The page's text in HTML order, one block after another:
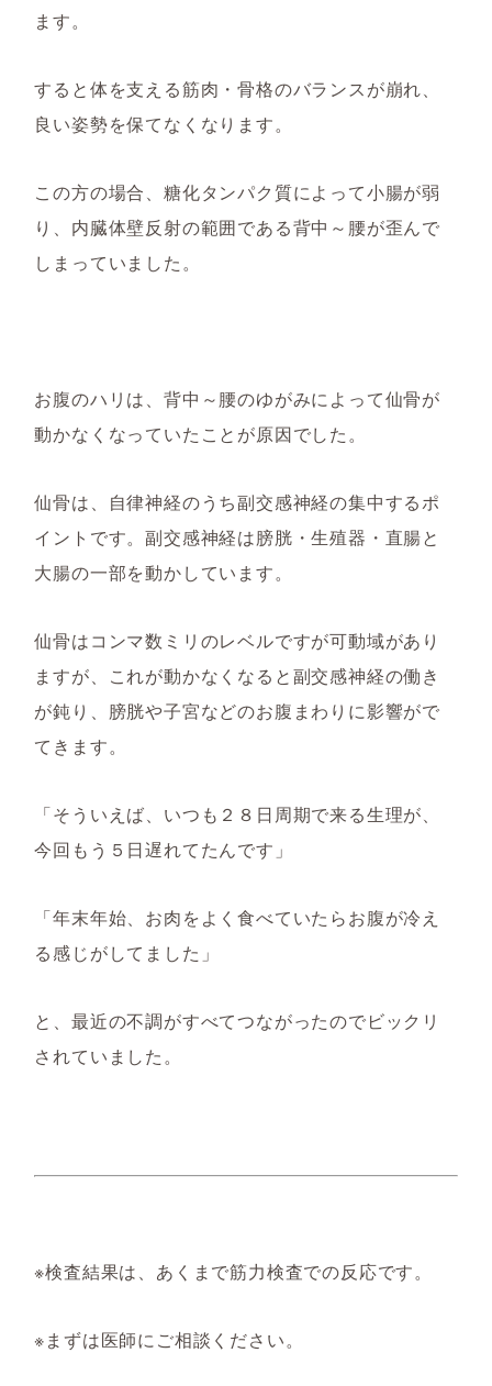
ます。
すると体を支える筋肉・骨格のバランスが崩れ、
良い姿勢を保てなくなります。
この方の場合、糖化タンパク質によって小腸が弱
り、内臓体壁反射の範囲である背中～腰が歪んで
しまっていました。
お腹のハリは、背中～腰のゆがみによって仙骨が
動かなくなっていたことが原因でした。
仙骨は、自律神経のうち副交感神経の集中するポ
イントです。副交感神経は膀胱・生殖器・直腸と
大腸の一部を動かしています。
仙骨はコンマ数ミリのレベルですが可動域があり
ますが、これが動かなくなると副交感神経の働き
が鈍り、膀胱や子宮などのお腹まわりに影響がで
てきます。
「そういえば、いつも２８日周期で来る生理が、
今回もう５日遅れてたんです」
「年末年始、お肉をよく食べていたらお腹が冷え
る感じがしてました」
と、最近の不調がすべてつながったのでビックリ
されていました。
※検査結果は、あくまで筋力検査での反応です。
※まずは医師にご相談ください。